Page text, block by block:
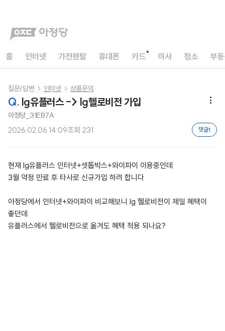
홈 인터넷 가전렌탈 휴대폰 카드 이사 청소 부
질문/답변  인터넷  상품문의
Q. lg유플러스 -> lg헬로비전 가입 
아정당_31EB7A
2026.02.06 14:09조회 231 댓글1
현재 lg유플러스 인터넷+셋톱박스+와이파이 이용중인데
3월 약정 만료 후 타사로 신규가입 하려 합니다
아정당에서 인터넷+와이파이 비교해보니 lg 헬로비전이 제일 혜택이
좋던데
유플러스에서 헬로비전으로 옮겨도 혜택 적용 되나요?